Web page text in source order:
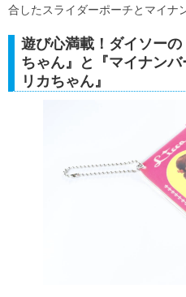
合したスライダーポーチとマイナ
遊び心満載！ダイソー
ちゃん』と『マイナン
リカちゃん』